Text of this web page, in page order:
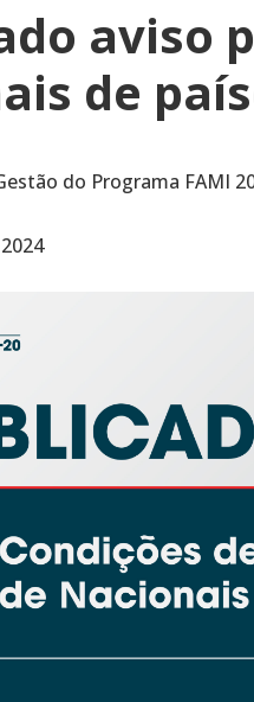
aviso
de
do Programa FAMI